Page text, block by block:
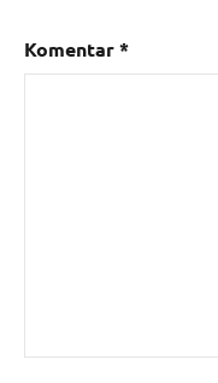
Komentar*